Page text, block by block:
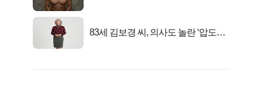
83세 김보경 씨, 의사도 놀란 ‘압도적